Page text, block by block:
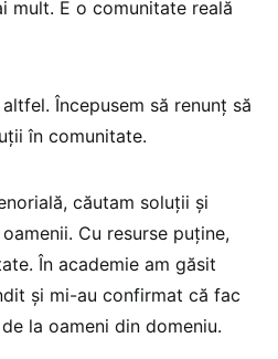
mult. E o comunitate reală
Începusem să renunț să
în comunitate.
căutam soluții și
Cu resurse puține,
În academie am găsit
și mi-au confirmat că fac
la oameni din domeniu.